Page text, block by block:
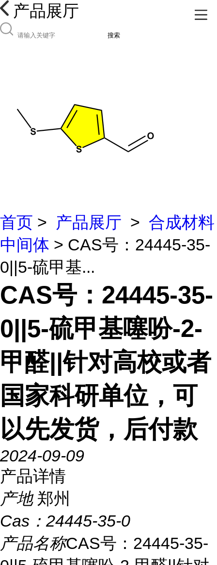
产品展厅
搜索
首页 > 产品展厅 > 合成材料
中间体 > CAS号：24445-35-
0||5-硫甲基...
CAS号：24445-35-
0||5-硫甲基噻吩-2-
甲醛||针对高校或者
国家科研单位，可
以先发货，后付款
2024-09-09
产品详情
产地 郑州
Cas： 24445-35-0
产品名称CAS号：24445-35-